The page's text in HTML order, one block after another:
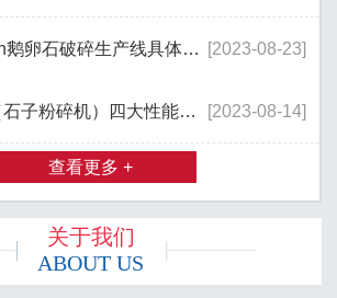
[2023-08-23]
鹅卵石破碎生产线具体…
[2023-08-14]
石子粉碎机）四大性能优…
查看更多 +
关于我们
ABOUT US